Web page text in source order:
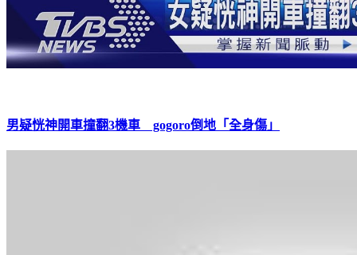
男疑恍神開車撞翻3機車 gogoro倒地「全身傷」